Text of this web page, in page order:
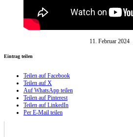
11. Februar 2024
Eintrag teilen
Teilen auf Facebook
Teilen auf X
Auf WhatsApp teilen
Teilen auf Pinterest
Teilen auf LinkedIn
Per E-Mail teilen